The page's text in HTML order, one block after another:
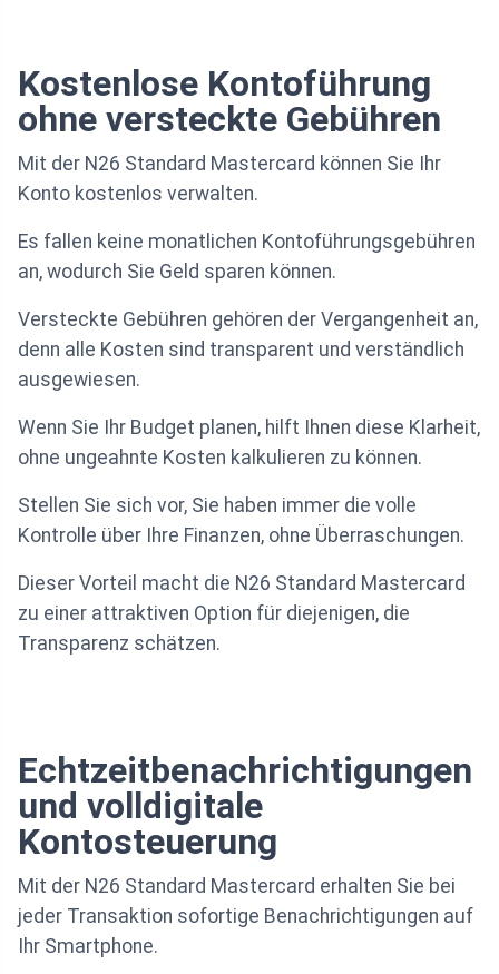
Kostenlose Kontoführung
ohne versteckte Gebühren
Mit der N26 Standard Mastercard können Sie Ihr
Konto kostenlos verwalten.
Es fallen keine monatlichen Kontoführungsgebühren
an, wodurch Sie Geld sparen können.
Versteckte Gebühren gehören der Vergangenheit an,
denn alle Kosten sind transparent und verständlich
ausgewiesen.
Wenn Sie Ihr Budget planen, hilft Ihnen diese Klarheit,
ohne ungeahnte Kosten kalkulieren zu können.
Stellen Sie sich vor, Sie haben immer die volle
Kontrolle über Ihre Finanzen, ohne Überraschungen.
Dieser Vorteil macht die N26 Standard Mastercard
zu einer attraktiven Option für diejenigen, die
Transparenz schätzen.
Echtzeitbenachrichtigungen
und volldigitale
Kontosteuerung
Mit der N26 Standard Mastercard erhalten Sie bei
jeder Transaktion sofortige Benachrichtigungen auf
Ihr Smartphone.